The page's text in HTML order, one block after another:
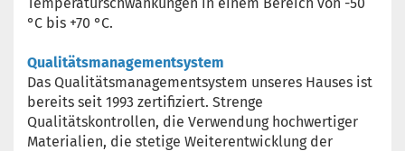
°C bis +70 °C.
Qualitätsmanagementsystem
Das Qualitätsmanagementsystem unseres Hauses ist
bereits seit 1993 zertifiziert. Strenge
Qualitätskontrollen, die Verwendung hochwertiger
Materialien, die stetige Weiterentwicklung der